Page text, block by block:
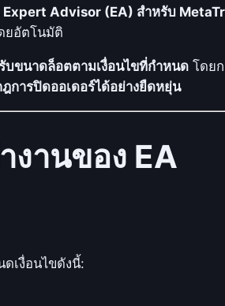
S
A
d
i
Expert Advisor (EA) สำหรับ
ยอัตโนมัติ
บขนาดล็อตตามเงื่อนไขที่กำหนด โดย
การปิดออเดอร์ได้อย่างยืดหยุ่น
งานของ EA
เงื่อนไขดังนี้: